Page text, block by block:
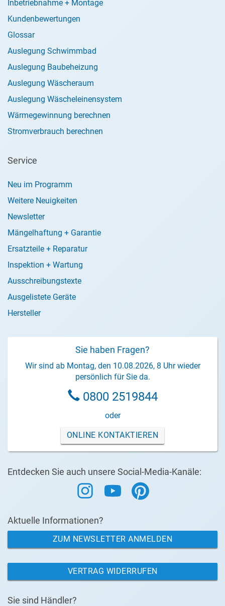
Inbetriebnahme + Montage
Kundenbewertungen
Glossar
Auslegung Schwimmbad
Auslegung Baubeheizung
Auslegung Wäscheraum
Auslegung Wäscheleinensystem
Wärmegewinnung berechnen
Stromverbrauch berechnen
Service
Neu im Programm
Weitere Neuigkeiten
Newsletter
Mängelhaftung + Garantie
Ersatzteile + Reparatur
Inspektion + Wartung
Ausschreibungstexte
Ausgelistete Geräte
Hersteller
Sie haben Fragen?
Wir sind ab Montag, den 10.08.2026, 8 Uhr wieder
persönlich für Sie da.
0800 2519844
oder
ONLINE KONTAKTIEREN
Entdecken Sie auch unsere Social-Media-Kanäle:
Aktuelle Informationen?
ZUM NEWSLETTER ANMELDEN
VERTRAG WIDERRUFEN
Sie sind Händler?